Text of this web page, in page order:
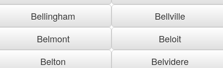
Bellingham
Bellville
Belmont
Beloit
Belton
Belvidere